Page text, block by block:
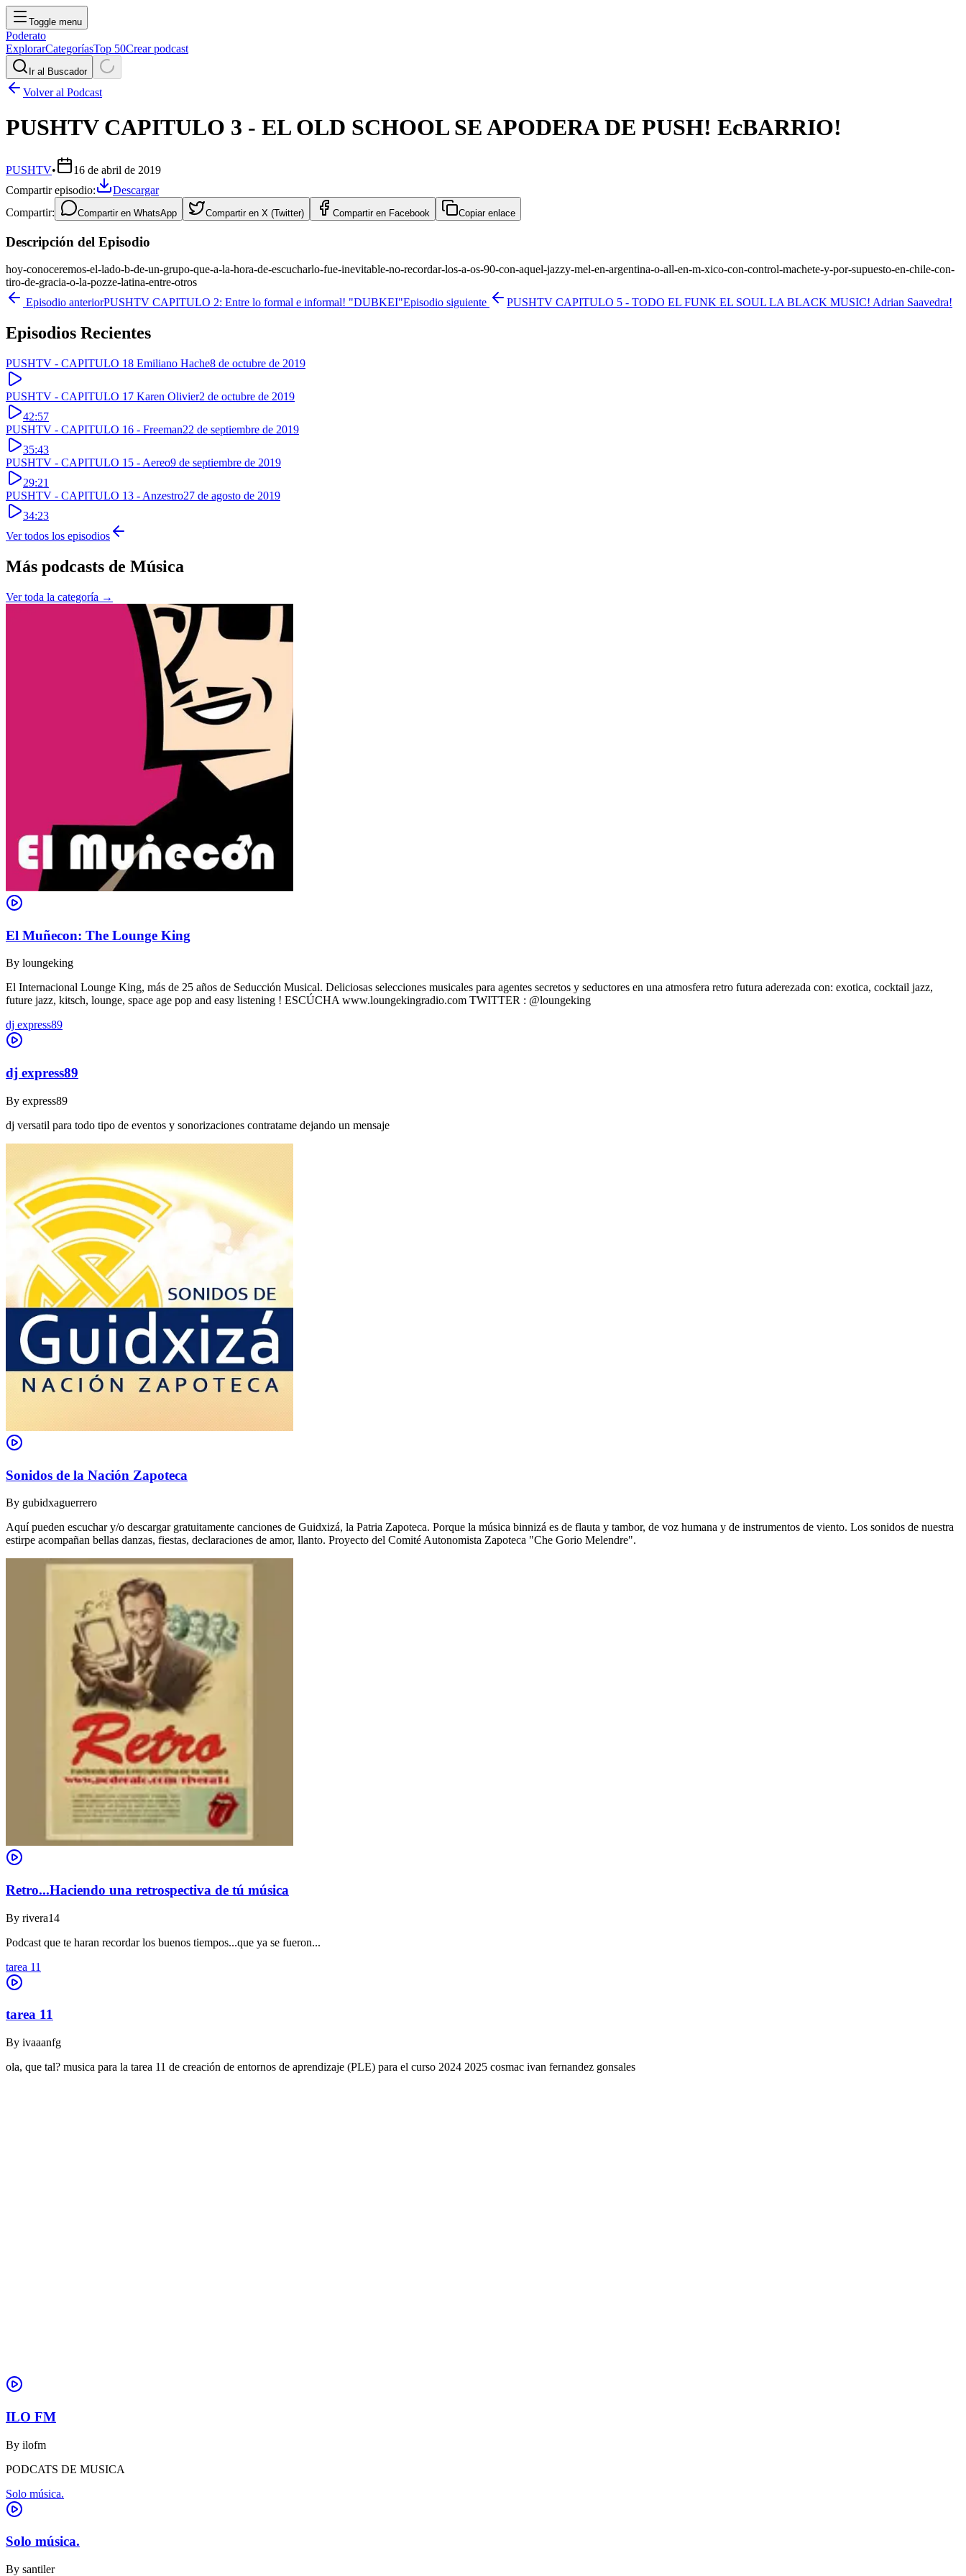
Toggle menu
Poderato
ExplorarCategoríasTop 50Crear podcast
Ir al Buscador
Volver al Podcast
PUSHTV CAPITULO 3 - EL OLD SCHOOL SE APODERA DE PUSH! EcBARRIO!
PUSHTV•
16 de abril de 2019
Compartir episodio:
Descargar
Compartir:
Compartir en WhatsApp Compartir en X (Twitter) Compartir en Facebook Copiar enlace
Descripción del Episodio
hoy-conoceremos-el-lado-b-de-un-grupo-que-a-la-hora-de-escucharlo-fue-inevitable-no-recordar-los-a-os-90-con-aquel-jazzy-mel-en-argentina-o-all-en-m-xico-con-control-machete-y-por-supuesto-en-chile-con-
tiro-de-gracia-o-la-pozze-latina-entre-otros
Episodio anteriorPUSHTV CAPITULO 2: Entre lo formal e informal! "DUBKEI"Episodio siguiente PUSHTV CAPITULO 5 - TODO EL FUNK EL SOUL LA BLACK MUSIC! Adrian Saavedra!
Episodios Recientes
PUSHTV - CAPITULO 18 Emiliano Hache8 de octubre de 2019
PUSHTV - CAPITULO 17 Karen Olivier2 de octubre de 2019
42:57
PUSHTV - CAPITULO 16 - Freeman22 de septiembre de 2019
35:43
PUSHTV - CAPITULO 15 - Aereo9 de septiembre de 2019
29:21
PUSHTV - CAPITULO 13 - Anzestro27 de agosto de 2019
34:23
Ver todos los episodios
Más podcasts de Música
Ver toda la categoría →
El Muñecon: The Lounge King
By loungeking
El Internacional Lounge King, más de 25 años de Seducción Musical. Deliciosas selecciones musicales para agentes secretos y seductores en una atmosfera retro futura aderezada con: exotica, cocktail jazz,
future jazz, kitsch, lounge, space age pop and easy listening ! ESCÚCHA www.loungekingradio.com TWITTER : @loungeking
dj express89
dj express89
By express89
dj versatil para todo tipo de eventos y sonorizaciones contratame dejando un mensaje
Sonidos de la Nación Zapoteca
By gubidxaguerrero
Aquí pueden escuchar y/o descargar gratuitamente canciones de Guidxizá, la Patria Zapoteca. Porque la música binnizá es de flauta y tambor, de voz humana y de instrumentos de viento. Los sonidos de nuestra
estirpe acompañan bellas danzas, fiestas, declaraciones de amor, llanto. Proyecto del Comité Autonomista Zapoteca "Che Gorio Melendre".
Retro...Haciendo una retrospectiva de tú música
By rivera14
Podcast que te haran recordar los buenos tiempos...que ya se fueron...
tarea 11
tarea 11
By ivaaanfg
ola, que tal? musica para la tarea 11 de creación de entornos de aprendizaje (PLE) para el curso 2024 2025 cosmac ivan fernandez gonsales
ILO FM
By ilofm
PODCATS DE MUSICA
Solo música.
Solo música.
By santiler